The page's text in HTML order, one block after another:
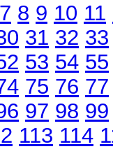
7 8 9 10 11
31 32 33
53 54 55
75 76 77
97 98 99
113 114